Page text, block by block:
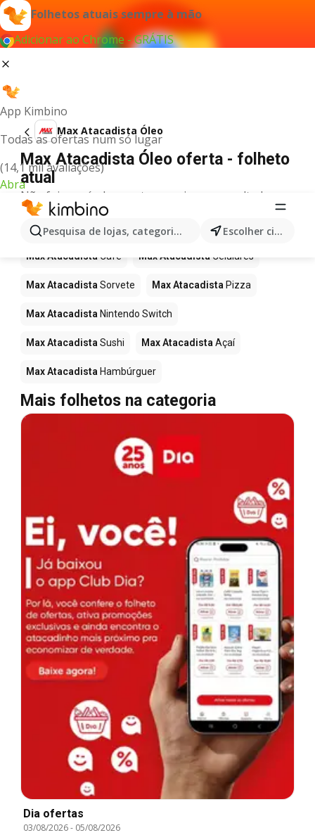
Folhetos atuais sempre à mão
Adicionar ao Chrome - GRÁTIS
App Kimbino
Todas as ofertas num só lugar
(14,1 mil avaliações)
Abra
Pesquisa de lojas, categorias,produtos... Escolher cidade
Max Atacadista Óleo
Max Atacadista Óleo oferta - folheto
atual
Não foi possível encontrar quaisquer resultados
para este termo.
Mais produtos em Max Atacadista
Max Atacadista Café Max Atacadista Celulares
Max Atacadista Sorvete Max Atacadista Pizza
Max Atacadista Nintendo Switch
Max Atacadista Sushi Max Atacadista Açaí
Max Atacadista Hambúrguer
Mais folhetos na categoria
Dia ofertas
03/08/2026- 05/08/2026